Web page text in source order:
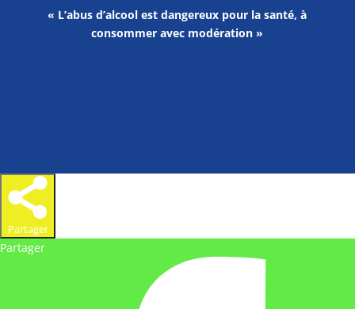
« L’abus d’alcool est dangereux pour la santé, à
consommer avec modération »
Partager
Partager